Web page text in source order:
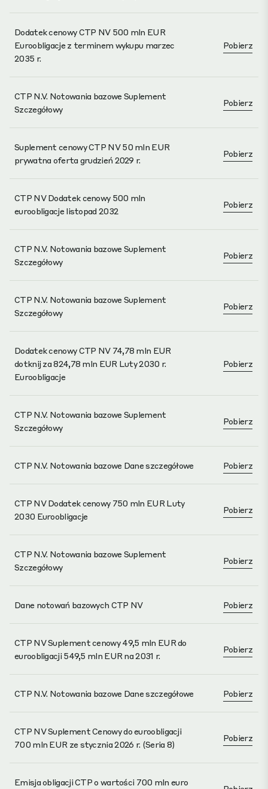
Dodatek cenowy CTP NV 500 mln EUR
Euroobligacje z terminem wykupu marzec
2035 r.
Pobierz
CTP N.V. Notowania bazowe Suplement
Szczegółowy
Pobierz
Suplement cenowy CTP NV 50 mln EUR
prywatna oferta grudzień 2029 r.
Pobierz
CTP NV Dodatek cenowy 500 mln
euroobligacje listopad 2032
Pobierz
CTP N.V. Notowania bazowe Suplement
Szczegółowy
Pobierz
CTP N.V. Notowania bazowe Suplement
Szczegółowy
Pobierz
Dodatek cenowy CTP NV 74,78 mln EUR
dotknij za 824,78 mln EUR Luty 2030 r.
Euroobligacje
Pobierz
CTP N.V. Notowania bazowe Suplement
Szczegółowy
Pobierz
CTP N.V. Notowania bazowe Dane szczegółowe Pobierz
CTP NV Dodatek cenowy 750 mln EUR Luty
2030 Euroobligacje
Pobierz
CTP N.V. Notowania bazowe Suplement
Szczegółowy
Pobierz
Dane notowań bazowych CTP NV Pobierz
CTP NV Suplement cenowy 49,5 mln EUR do
euroobligacji 549,5 mln EUR na 2031 r.
Pobierz
CTP N.V. Notowania bazowe Dane szczegółowe Pobierz
CTP NV Suplement Cenowy do euroobligacji
700 mln EUR ze stycznia 2026 r. (Seria 8)
Pobierz
Emisja obligacji CTP o wartości 700 mln euro